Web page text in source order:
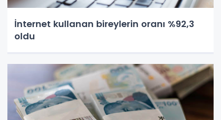
İnternet kullanan bireylerin oranı %92,3
oldu